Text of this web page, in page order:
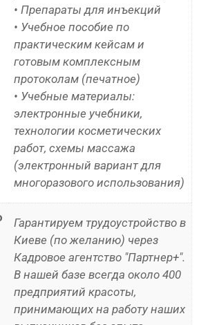
• Препараты для инъекций
• Учебное пособие по
практическим кейсам и
готовым комплексным
протоколам (печатное)
• Учебные материалы:
электронные учебники,
технологии косметических
работ, схемы массажа
(электронный вариант для
многоразового использования)
Гарантируем трудоустройство в
Киеве (по желанию) через
Кадровое агентство "Партнер+".
В нашей базе всегда около 400
предприятий красоты,
принимающих на работу наших